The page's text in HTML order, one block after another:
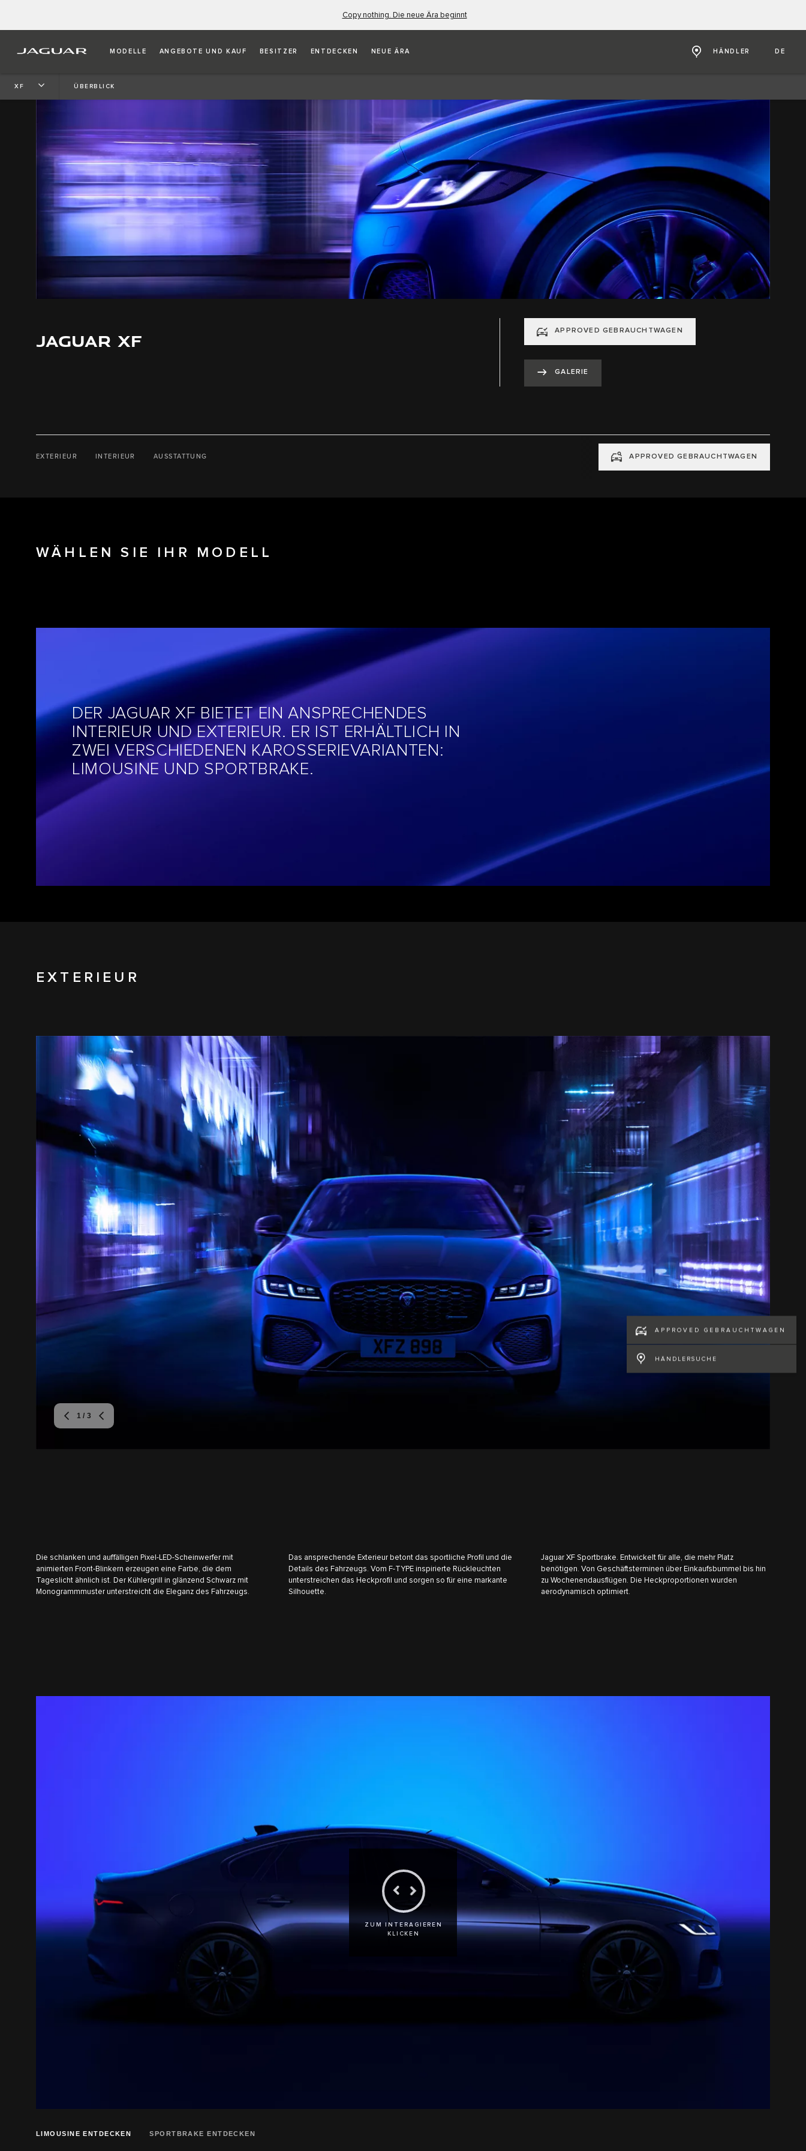
Copy nothing. Die neue Ära beginnt
MODELLE ANGEBOTE UND KAUF BESITZER ENTDECKEN NEUE ÄRA HÄNDLER DE
XF ÜBERBLICK
JAGUAR XF APPROVED GEBRAUCHTWAGEN
GALERIE
EXTERIEUR INTERIEUR AUSSTATTUNG APPROVED GEBRAUCHTWAGEN
WÄHLEN SIE IHR MODELL
DER JAGUAR XF BIETET EIN ANSPRECHENDES
INTERIEUR UND EXTERIEUR. ER IST ERHÄLTLICH IN
ZWEI VERSCHIEDENEN KAROSSERIEVARIANTEN:
LIMOUSINE UND SPORTBRAKE.
EXTERIEUR
1 / 3
Die schlanken und auffälligen Pixel-LED-Scheinwerfer mit
animierten Front-Blinkern erzeugen eine Farbe, die dem
Tageslicht ähnlich ist. Der Kühlergrill in glänzend Schwarz mit
Monogrammmuster unterstreicht die Eleganz des Fahrzeugs.
Das ansprechende Exterieur betont das sportliche Profil und die
Details des Fahrzeugs. Vom F-TYPE inspirierte Rückleuchten
unterstreichen das Heckprofil und sorgen so für eine markante
Silhouette.
Jaguar XF Sportbrake. Entwickelt für alle, die mehr Platz
benötigen. Von Geschäftsterminen über Einkaufsbummel bis hin
zu Wochenendausflügen. Die Heckproportionen wurden
aerodynamisch optimiert.
LIMOUSINE ENTDECKEN SPORTBRAKE ENTDECKEN
ZUM INTERAGIEREN
KLICKEN
APPROVED GEBRAUCHTWAGEN
HÄNDLERSUCHE